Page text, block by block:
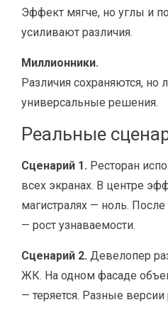
Эффект мягче, но углы и
усиливают различия.
Миллионники.
Различия сохраняются, но
универсальные решения.
Реальные
Сценарий 1. Ресторан
всех экранах. В центре
магистралях — ноль.
— рост узнаваемости.
Сценарий 2. Девелопер
ЖК. На одном фасаде
— теряется. Разные